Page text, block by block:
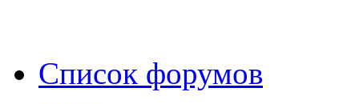
Список форумов